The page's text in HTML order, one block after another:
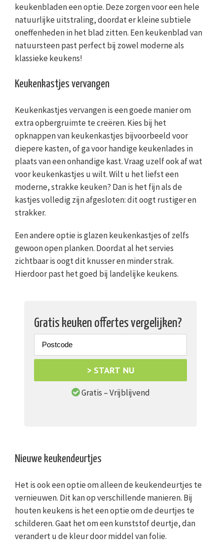
keukenbladen een optie. Deze zorgen voor een hele
natuurlijke uitstraling, doordat er kleine subtiele
oneffenheden in het blad zitten. Een keukenblad van
natuursteen past perfect bij zowel moderne als
klassieke keukens!
Keukenkastjes vervangen
Keukenkastjes vervangen is een goede manier om
extra opbergruimte te creëren. Kies bij het
opknappen van keukenkastjes bijvoorbeeld voor
diepere kasten, of ga voor handige keukenlades in
plaats van een onhandige kast. Vraag uzelf ook af wat
voor keukenkastjes u wilt. Wilt u het liefst een
moderne, strakke keuken? Dan is het fijn als de
kastjes volledig zijn afgesloten: dit oogt rustiger en
strakker.
Een andere optie is glazen keukenkastjes of zelfs
gewoon open planken. Doordat al het servies
zichtbaar is oogt dit knusser en minder strak.
Hierdoor past het goed bij landelijke keukens.
Gratis keuken offertes vergelijken?
> START NU
Gratis – Vrijblijvend
Nieuwe keukendeurtjes
Het is ook een optie om alleen de keukendeurtjes te
vernieuwen. Dit kan op verschillende manieren. Bij
houten keukens is het een optie om de deurtjes te
schilderen. Gaat het om een kunststof deurtje, dan
verandert u de kleur door middel van folie.